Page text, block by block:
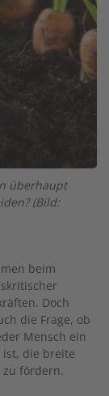
überhaupt
(Bild:
beim
Doch
die Frage, ob
Mensch ein
ist, die breite
fördern.